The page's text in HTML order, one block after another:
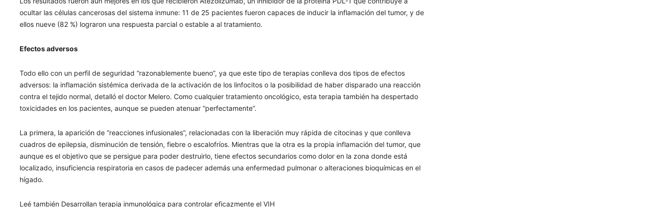
ocultar las células cancerosas del sistema inmune: 11 de 25 pacientes fueron capaces de inducir la inflamación del tumor, y de
ellos nueve (82 %) lograron una respuesta parcial o estable a al tratamiento.
Efectos adversos
Todo ello con un perfil de seguridad “razonablemente bueno”, ya que este tipo de terapias conlleva dos tipos de efectos
adversos: la inflamación sistémica derivada de la activación de los linfocitos o la posibilidad de haber disparado una reacción
contra el tejido normal, detalló el doctor Melero. Como cualquier tratamiento oncológico, esta terapia también ha despertado
toxicidades en los pacientes, aunque se pueden atenuar “perfectamente”.
La primera, la aparición de “reacciones infusionales”, relacionadas con la liberación muy rápida de citocinas y que conlleva
cuadros de epilepsia, disminución de tensión, fiebre o escalofríos. Mientras que la otra es la propia inflamación del tumor, que
aunque es el objetivo que se persigue para poder destruirlo, tiene efectos secundarios como dolor en la zona donde está
localizado, insuficiencia respiratoria en casos de padecer además una enfermedad pulmonar o alteraciones bioquímicas en el
hígado.
Leé también Desarrollan terapia inmunológica para controlar eficazmente el VIH